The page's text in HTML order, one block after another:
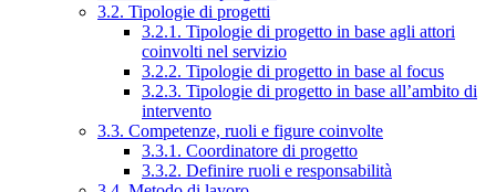
3.2. Tipologie di progetti
3.2.1. Tipologie di progetto in base agli attori
coinvolti nel servizio
3.2.2. Tipologie di progetto in base al focus
3.2.3. Tipologie di progetto in base all’ambito di
intervento
3.3. Competenze, ruoli e figure coinvolte
3.3.1. Coordinatore di progetto
3.3.2. Definire ruoli e responsabilità